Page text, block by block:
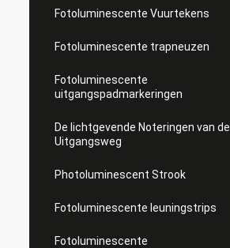
Fotoluminescente Vuurtekens
Fotoluminescente trapneuzen
Fotoluminescente
uitgangspadmarkeringen
De lichtgevende Noteringen van de
Uitgangsweg
Photoluminescent Strook
Fotoluminescente leuningstrips
Fotoluminescente